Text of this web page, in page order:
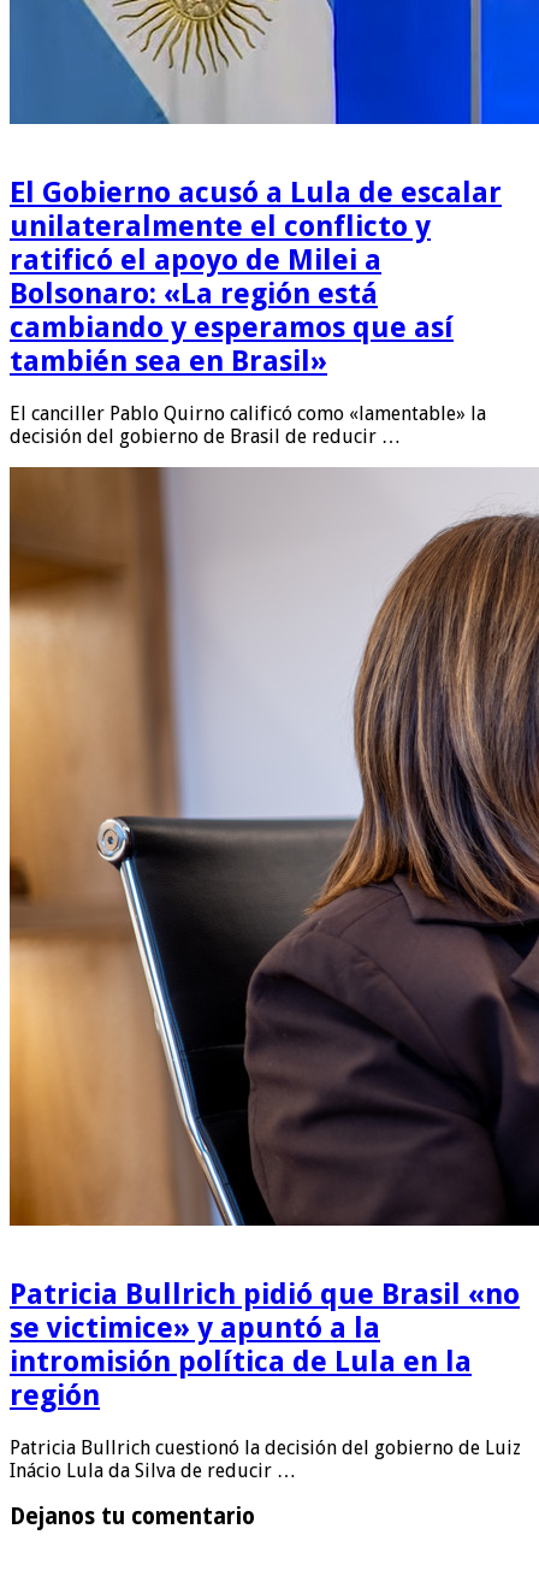
El Gobierno acusó a Lula de escalar
unilateralmente el conflicto y
ratificó el apoyo de Milei a
Bolsonaro: «La región está
cambiando y esperamos que así
también sea en Brasil»
El canciller Pablo Quirno calificó como «lamentable» la
decisión del gobierno de Brasil de reducir …
Patricia Bullrich pidió que Brasil «no
se victimice» y apuntó a la
intromisión política de Lula en la
región
Patricia Bullrich cuestionó la decisión del gobierno de Luiz
Inácio Lula da Silva de reducir …
Dejanos tu comentario